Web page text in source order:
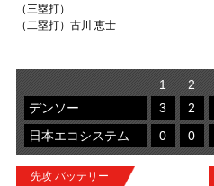
（三塁打）
（二塁打）古川 恵士
1 2
デンソー
3 2
日本エコシステム
0 0
先攻 バッテリー